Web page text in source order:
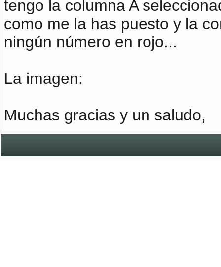
tengo la columna A
como me la has puesto y la
ningún número en rojo...
La imagen:
Muchas gracias y un saludo,